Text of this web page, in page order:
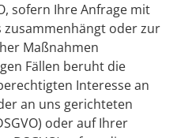
sofern Ihre Anfrage mit
zusammenhängt oder zur
Maßnahmen
Fällen beruht die
Interesse an
an uns gerichteten
oder auf Ihrer